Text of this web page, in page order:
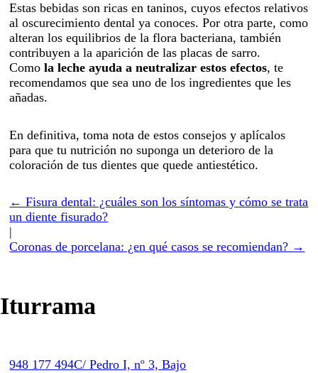
Estas bebidas son ricas en taninos, cuyos efectos relativos
al oscurecimiento dental ya conoces. Por otra parte, como
alteran los equilibrios de la flora bacteriana, también
contribuyen a la aparición de las placas de sarro.
Comola leche ayuda a neutralizar estos efectos, te
recomendamos que sea uno de los ingredientes que les
añadas.
En definitiva, toma nota de estos consejos y aplícalos
para que tu nutrición no suponga un deterioro de la
coloración de tus dientes que quede antiestético.
← Fisura dental: ¿cuáles son los síntomas y cómo se trata
un diente fisurado?
|
Coronas de porcelana: ¿en qué casos se recomiendan? →
Iturrama
948 177 494C/ Pedro I, nº 3, Bajo